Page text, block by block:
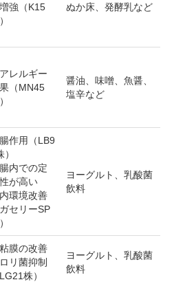
強（K15
ぬか床、発酵乳など
レルギー
（MN45
醤油、味噌、魚醤、
塩辛など
作用（LB9
内での定
が高い
環境改善
ガセリーSP
ヨーグルト、乳酸菌
飲料
膜の改善
リ菌抑制
LG21株）
ヨーグルト、乳酸菌
飲料